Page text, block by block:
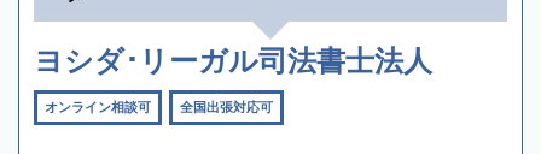
ヨシダ･リーガル司法書士法人
オンライン相談可 全国出張対応可